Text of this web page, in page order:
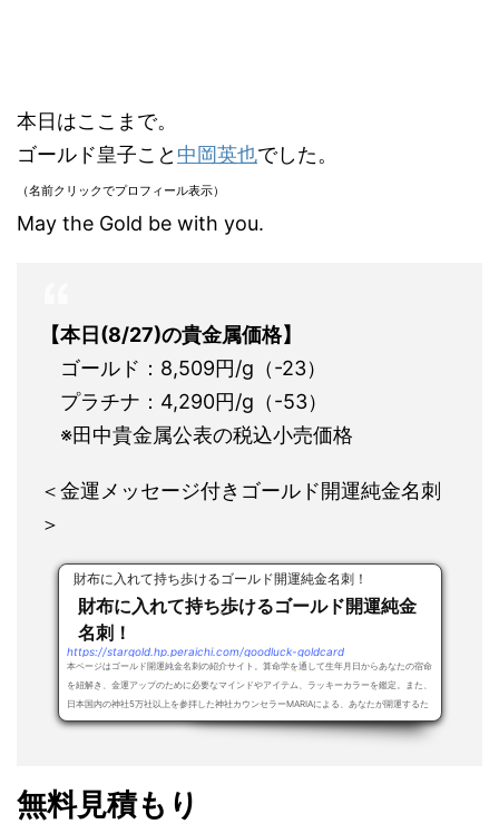
本日はここまで。
ゴールド皇子こと 中岡英也でした。
（名前クリックでプロフィール表示）
May the Gold be with you.
【本日(8/27)の貴金属価格】
ゴールド：8,509円/g（-23）
プラチナ：4,290円/g（-53）
※田中貴金属公表の税込小売価格
＜金運メッセージ付きゴールド開運純金名刺
＞
財布に入れて持ち歩けるゴールド開運純金名刺！
財布に入れて持ち歩けるゴールド開運純金
名刺！
https://stargold.hp.peraichi.com/goodluck-goldcard
本ページはゴールド開運純金名刺の紹介サイト。算命学を通して生年月日からあなたの宿命
を紐解き、金運アップのために必要なマインドやアイテム、ラッキーカラーを鑑定。また、
日本国内の神社5万社以上を参拝した神社カウンセラーMARIAによる、あなたが開運するた
め...
無料見積もり